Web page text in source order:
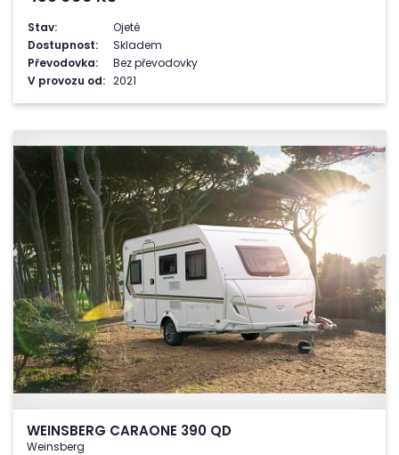
Stav:
Ojeté
Dostupnost:
Skladem
Převodovka:
Bez převodovky
V provozu od: 2021
WEINSBERG CARAONE 390 QD
Weinsberg